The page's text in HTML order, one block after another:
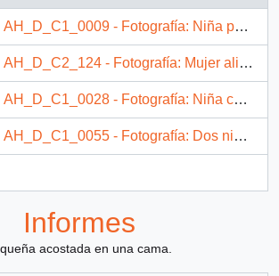
AH_D_C1_0009 - Fotografía: Niña pequeña acostada sobre una cama
AH_D_C2_124 - Fotografía: Mujer alimentando a un infante
AH_D_C1_0028 - Fotografía: Niña comiendo
AH_D_C1_0055 - Fotografía: Dos niñas comiendo en el interior de una escuela
Informes
acostada en una cama.